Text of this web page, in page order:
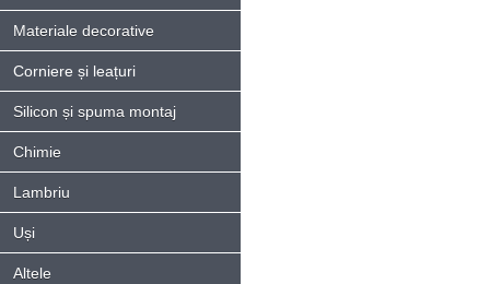
Materiale decorative
Corniere și leațuri
Silicon și spuma montaj
Chimie
Lambriu
Uși
Altele